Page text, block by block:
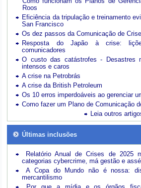
Roos
Eficiência da tripulação e treinamento
San Francisco
Os dez passos da Comunicação de Crise
Resposta do Japão à crise:
comunicadores
O custo das catástrofes -
Desastres
intensos e caros
A crise na Petrobrás
A crise da British Petroleum
Os 10 erros imperdoáveis ao gerenciar
Como fazer um Plano de Comunicação
Leia outros
Últimas inclusões
Relatório Anual de Crises de 2025
categorias cybercrime, má gestão e
A Copa do Mundo não é nossa:
mercantilismo